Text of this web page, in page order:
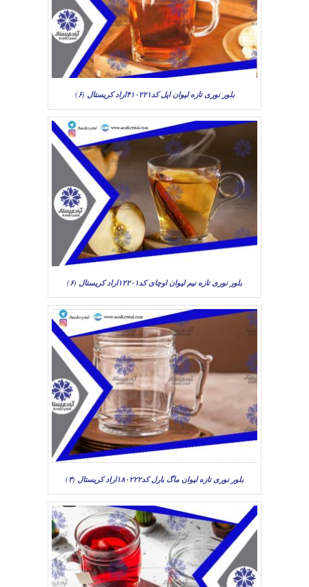
بلور نوری تازه لیوان اپل کد۴۱۰۲۲۱اراد کریستال (۶)
بلور نوری تازه نیم لیوان اوچای کد۱۲۲۰۱اراد کریستال (۶)
بلور نوری تازه لیوان ماگ بارل کد۱۸۰۲۲۲اراد کریستال (۳)